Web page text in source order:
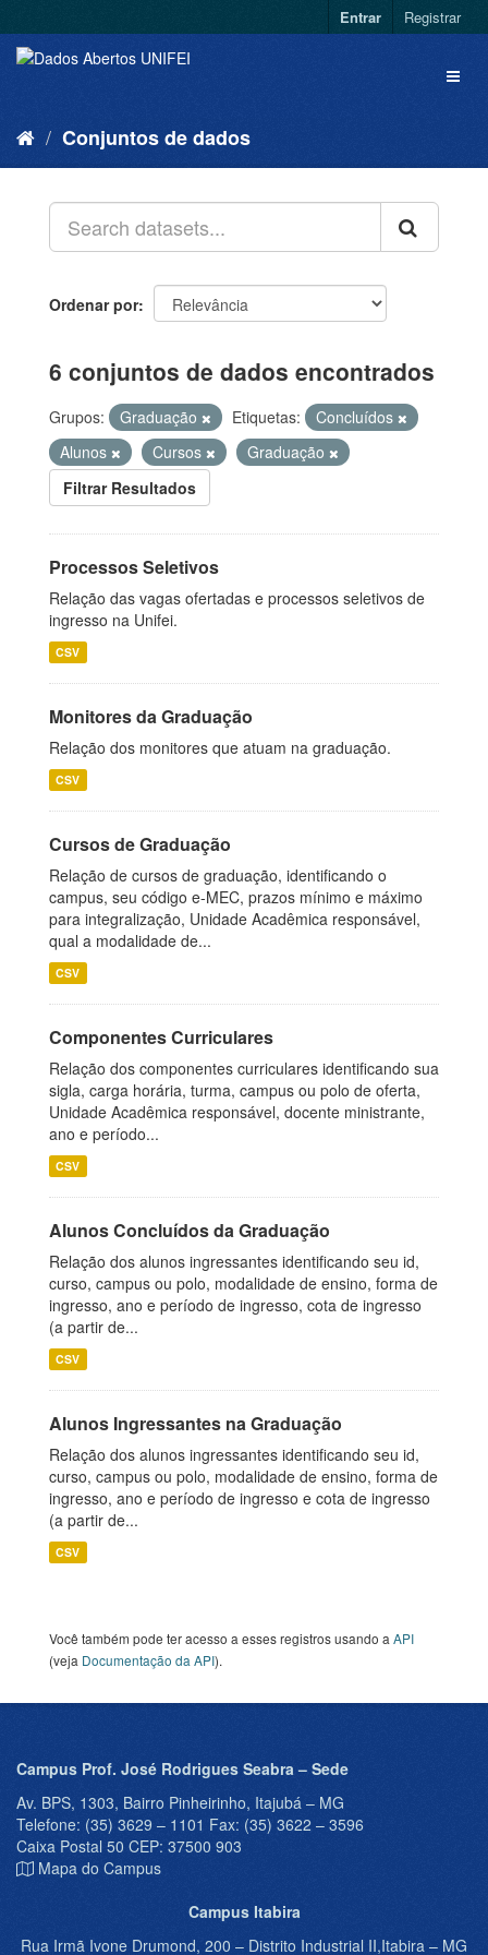
Entrar Registrar
Conjuntos de dados
Ordenar por
6 conjuntos de dados encontrados
Grupos: Graduação Etiquetas:
Concluídos
Alunos
Cursos
Graduação
Filtrar Resultados
Processos Seletivos
Relação das vagas ofertadas e processos seletivos de
ingresso na Unifei.
CSV
Monitores da Graduação
Relação dos monitores que atuam na graduação.
CSV
Cursos de Graduação
Relação de cursos de graduação, identificando o
campus, seu código e-MEC, prazos mínimo e máximo
para integralização, Unidade Acadêmica responsável,
qual a modalidade de...
CSV
Componentes Curriculares
Relação dos componentes curriculares identificando sua
sigla, carga horária, turma, campus ou polo de oferta,
Unidade Acadêmica responsável, docente ministrante,
ano e período...
CSV
Alunos Concluídos da Graduação
Relação dos alunos ingressantes identificando seu id,
curso, campus ou polo, modalidade de ensino, forma de
ingresso, ano e período de ingresso, cota de ingresso
(a partir de...
CSV
Alunos Ingressantes na Graduação
Relação dos alunos ingressantes identificando seu id,
curso, campus ou polo, modalidade de ensino, forma de
ingresso, ano e período de ingresso e cota de ingresso
(a partir de...
CSV
Você também pode ter acesso a esses registros usando a API
(veja Documentação da API).
Campus Prof. José Rodrigues Seabra – Sede
Av. BPS, 1303, Bairro Pinheirinho, Itajubá – MG
Telefone: (35) 3629 – 1101 Fax: (35) 3622 – 3596
Caixa Postal 50 CEP: 37500 903
Mapa do Campus
Campus Itabira
Rua Irmã Ivone Drumond, 200 – Distrito Industrial II,Itabira – MG